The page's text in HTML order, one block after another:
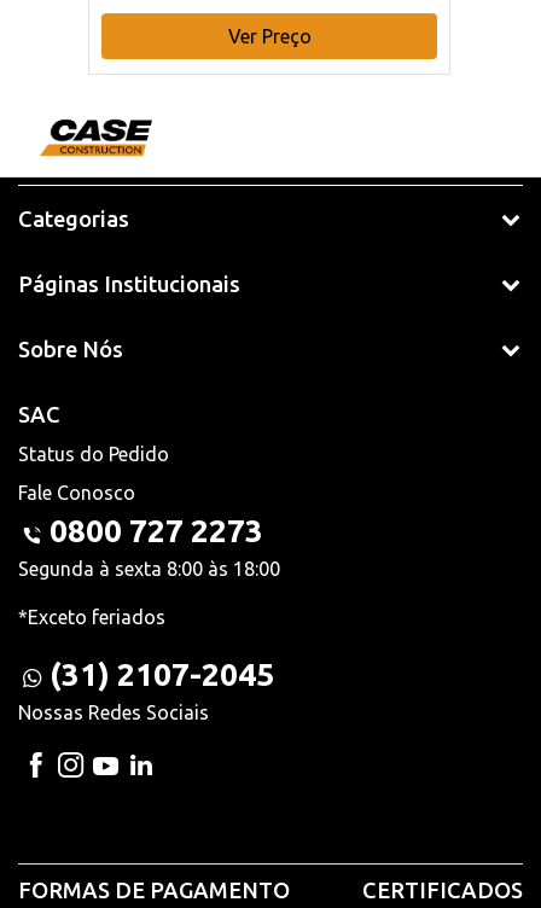
Ver Preço
Categorias
Páginas Institucionais
Sobre Nós
SAC
Status do Pedido
Fale Conosco
0800 727 2273
Segunda à sexta 8:00 às 18:00
*Exceto feriados
(31) 2107-2045
Nossas Redes Sociais
FORMAS DE PAGAMENTO CERTIFICADOS